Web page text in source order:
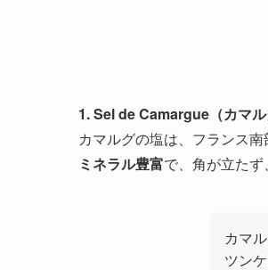
1. Sel de Camargue（カマル
カマルグの塩は、フランス
ミネラル豊富で、角が立たず
カマ
ツンケ